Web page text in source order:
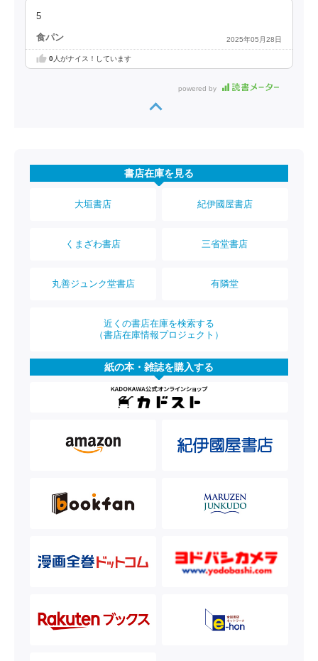
5
食パン 2025年05月28日
0人がナイス！しています
powered by
書店在庫を見る
大垣書店 紀伊國屋書店
くまざわ書店 三省堂書店
丸善ジュンク堂書店 有隣堂
近くの書店在庫を検索する
（書店在庫情報プロジェクト）
紙の本・雑誌を購入する